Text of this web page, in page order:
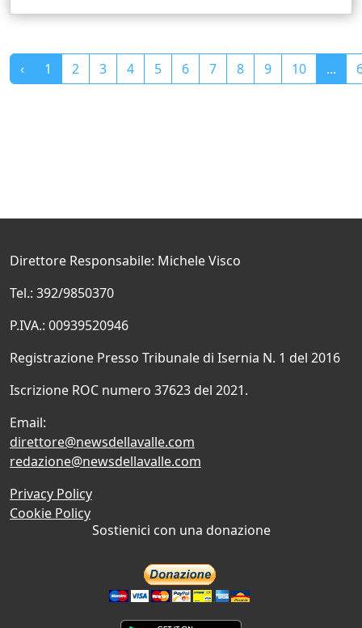
‹ 1 2 3 4 5 6 7 8 9 10 ...
Direttore Responsabile: Michele Visco
Tel.: 392/9850370
P.IVA.: 00939520946
Registrazione Presso Tribunale di Isernia N. 1 del 2016
Iscrizione ROC numero 37623 del 2021.
Email:
direttore@newsdellavalle.com
redazione@newsdellavalle.com
Privacy Policy
Cookie Policy
Sostienici con una donazione